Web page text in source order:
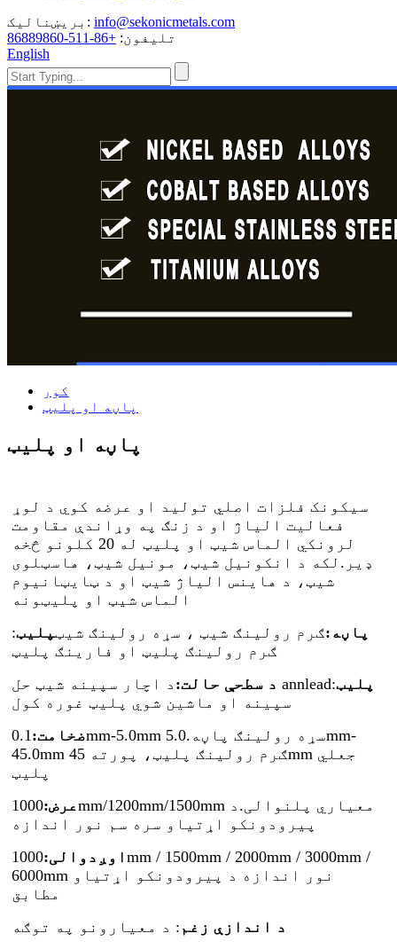
بریښنالیک: info@sekonicmetals.com
تلیفون: +86-511-86889860
English
کور
پاڼه او پلیټ
پاڼه او پلیټ
سیکونک فلزات اصلي تولید او عرضه کوي د لوړ
فعالیت الیاژ او د زنګ په وړاندې مقاومت
لرونکي الماس شیټ او پلیټ له 20 کلونو څخه
ډیر.لکه د انکونیل شیټ، مونیل شیټ، هاسټلوی
شیټ، د هاینس الیاژ شیټ او د ټایټانیوم
الماس شیټ او پلیټونه
پاڼه:ګرم رولینګ شیټ ، سړه رولینګ شیټپلیټ:
ګرم رولینګ پلیټ او فارینګ پلیټ
د سطحې حالت: د اچار سپینه شیټ حل annlead پلیټ:
سپینه او ماشین شوي پلیټ غوره کول
ضخامت: 0.1mm-5.0mm سړه رولینګ پاڼه.5.0mm-
45.0mm ګرم رولینګ پلیټ، پورته 45mm جعلي
پلیټ
عرض:1000mm/1200mm/1500mm معیاري پلنوالی.د
پیرودونکو اړتیاو سره سم نور اندازه
اوږدوالی:1000mm / 1500mm / 2000mm / 3000mm /
6000mm نور اندازه د پیرودونکو اړتیاو
مطابق
د اندازې زغم : د معیارونو په توګه